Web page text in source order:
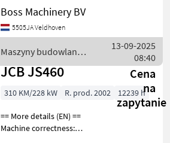
Reference number:
BM005891 Hours: 6 Type
215LC Location Veldhoven,
NOT FOR SALE IN EU / NO
Boss Machinery BV
5505JA Veldhoven
Maszyny budowlane /
JCB
13-09-2025
08:40
JCB JS460
Cena
na
zapytanie
310 KM/228 kW R. prod. 2002 12239 h
== More details (EN) ==
Machine correctness: